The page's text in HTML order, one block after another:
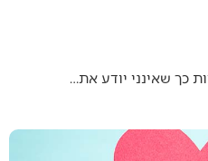
כך שאינני יודע את…